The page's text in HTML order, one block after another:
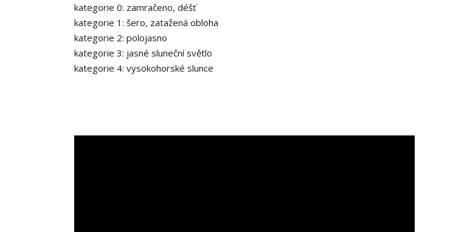
kategorie 0: zamračeno, déšť
kategorie 1: šero, zatažená obloha
kategorie 2: polojasno
kategorie 3: jasné sluneční světlo
kategorie 4: vysokohorské slunce